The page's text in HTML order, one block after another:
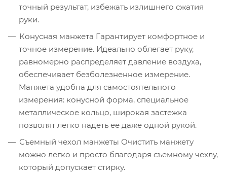
точный результат, избежать излишнего сжатия
руки.
Конусная манжета Гарантирует комфортное и
точное измерение. Идеально облегает руку,
равномерно распределяет давление воздуха,
обеспечивает безболезненное измерение.
Манжета удобна для самостоятельного
измерения: конусной форма, специальное
металлическое кольцо, широкая застежка
позволят легко надеть ее даже одной рукой.
Съемный чехол манжеты Очистить манжету
можно легко и просто благодаря съемному чехлу,
который допускает стирку.